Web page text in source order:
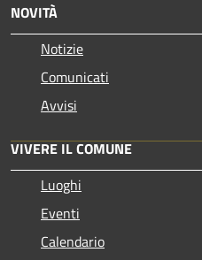
NOVITÀ
Notizie
Comunicati
Avvisi
VIVERE IL COMUNE
Luoghi
Eventi
Calendario